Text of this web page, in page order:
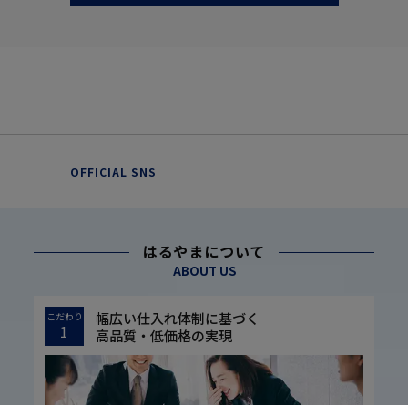
OFFICIAL SNS
はるやまについて
ABOUT US
こだわり
1
幅広い仕入れ体制に基づく
高品質・低価格の実現